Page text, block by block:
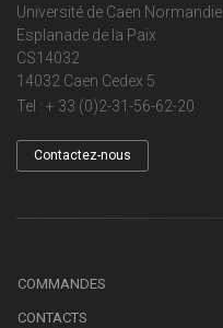
Université de Caen Normandie
Esplanade de la Paix
CS14032
14032 Caen Cedex 5
Tel : + 33 (0)2-31-56-62-20
Contactez-nous
COMMANDES
CONTACTS